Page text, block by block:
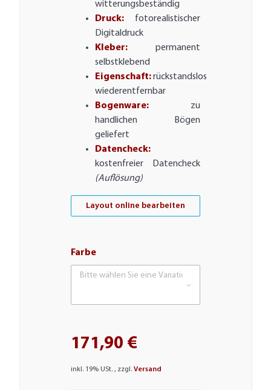
witterungsbeständig
Druck: fotorealistischer
Digitaldruck
Kleber: permanent
selbstklebend
Eigenschaft:rückstandslos
wiederentfernbar
Bogenware: zu
handlichen Bögen
geliefert
Datencheck:
kostenfreier Datencheck
(Auflösung)
Layout online bearbeiten
Farbe
Bitte wählen Sie eine Variation.
171,90 €
inkl. 19% USt. , zzgl.Versand